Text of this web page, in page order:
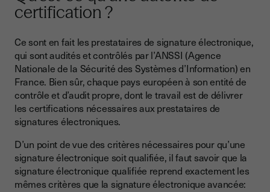
certification ?
Ce sont en fait les prestataires de signature électronique,
qui sont audités et contrôlés par l’ANSSI (Agence
Nationale de la Sécurité des Systèmes d’Information) en
France. Bien sûr, chaque pays européen à son entité de
contrôle et d’audit propre, dont le travail est de délivrer
les certifications nécessaires aux prestataires de
signatures électroniques.
D’un point de vue des critères nécessaires pour qu’une
signature électronique soit qualifiée, il faut savoir que la
signature électronique qualifiée reprend exactement les
mêmes critères que la signature électronique avancée: